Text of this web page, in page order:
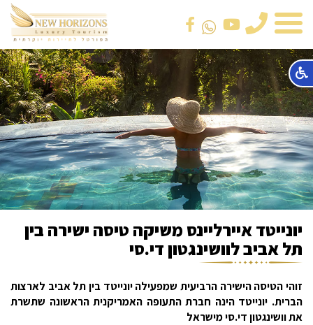
טלפון
יונייטד איירליינס משיקה טיסה ישירה בין
תל אביב לוושינגטון די.סי
זוהי הטיסה הישירה הרביעית שמפעילה יונייטד בין תל אביב לארצות
הברית. יונייטד הינה חברת התעופה האמריקנית הראשונה שתשרת
את וושינגטון די.סי מישראל